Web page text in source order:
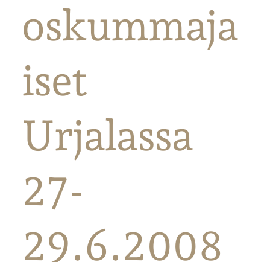
oskummaja
iset
Urjalassa
27-
29.6.2008